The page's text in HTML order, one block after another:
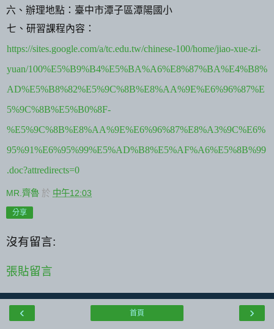
六、辦理地點：臺中市潭子區潭陽國小
七、研習課程內容：
https://sites.google.com/a/tc.edu.tw/chinese-100/home/jiao-xue-zi-
yuan/100%E5%B9%B4%E5%BA%A6%E8%87%BA%E4%B8%
AD%E5%B8%82%E5%9C%8B%E8%AA%9E%E6%96%87%E
5%9C%8B%E5%B0%8F-
%E5%9C%8B%E8%AA%9E%E6%96%87%E8%A3%9C%E6%
95%91%E6%95%99%E5%AD%B8%E5%AF%A6%E5%8B%99
.doc?attredirects=0
MR.齊魯 於 中午12:03
分享
沒有留言:
張貼留言
‹ ›
首頁